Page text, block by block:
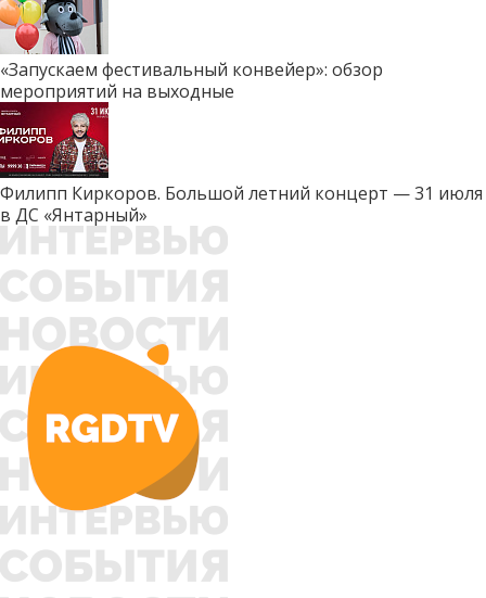
«Запускаем фестивальный конвейер»: обзор
мероприятий на выходные
Филипп Киркоров. Большой летний концерт — 31 июля
в ДС «Янтарный»